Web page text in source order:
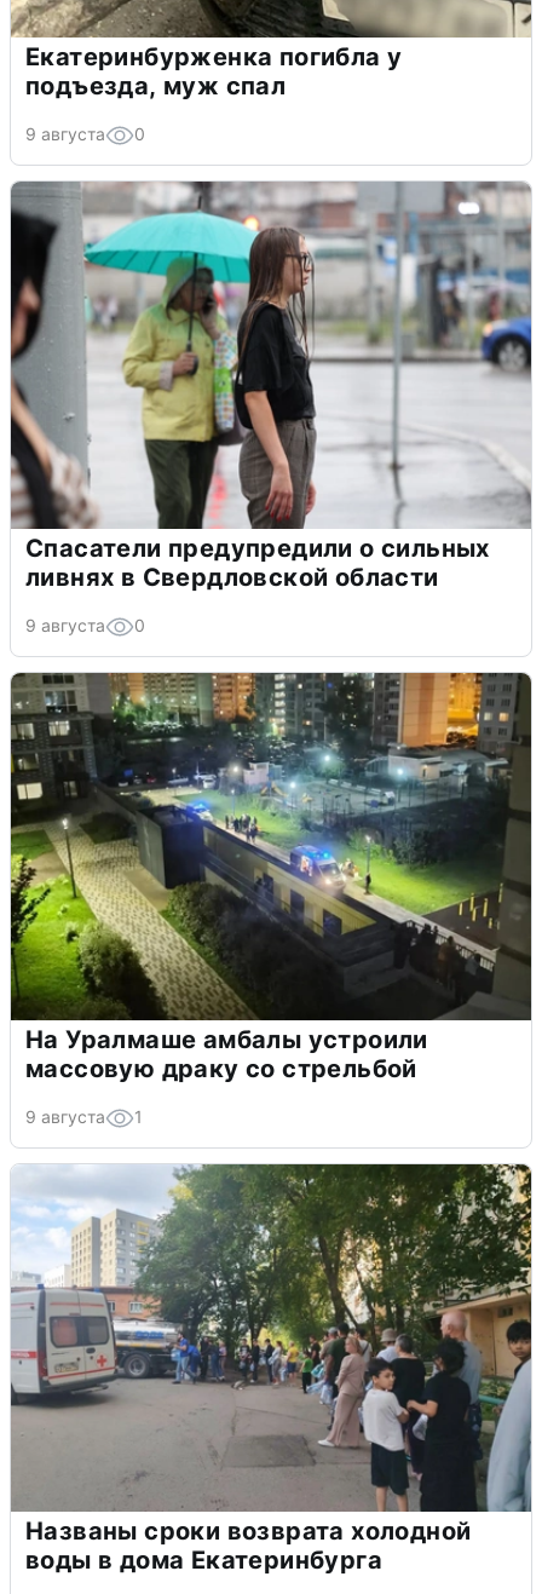
Екатеринбурженка погибла у
подъезда, муж спал
9 августа 0
Спасатели предупредили о сильных
ливнях в Свердловской области
9 августа 0
На Уралмаше амбалы устроили
массовую драку со стрельбой
9 августа 1
Названы сроки возврата холодной
воды в дома Екатеринбурга